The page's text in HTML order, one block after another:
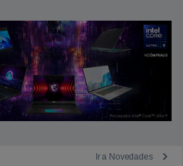
Ir a Novedades